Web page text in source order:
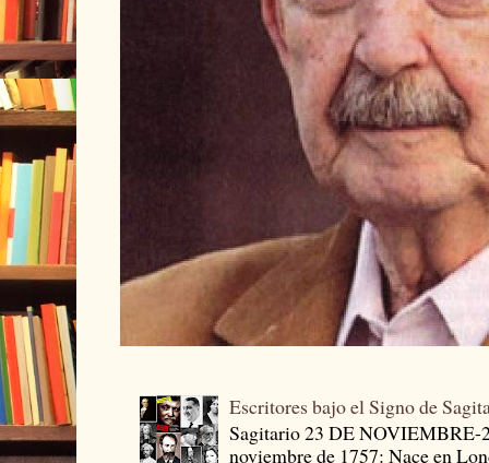
Escritores bajo el Signo de
Sagitario 23 DE
noviembre de 1757: Nace en